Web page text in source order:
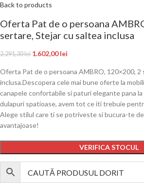
Back to products
Oferta Pat de o persoana
sertare, Stejar cu saltea inclusa
2.291,30lei 1.602,00lei
Oferta Pat de o persoana AMBRO, 120×200, 2
inclusa.Descopera cele mai bune oferte la
canapele confortabile si paturi elegante pana
dulapuri spatioase, avem tot ce iti trebuie
Alege stilul care ti se potriveste si bucura-te
avantajoase!
VERIFICA STOCUL